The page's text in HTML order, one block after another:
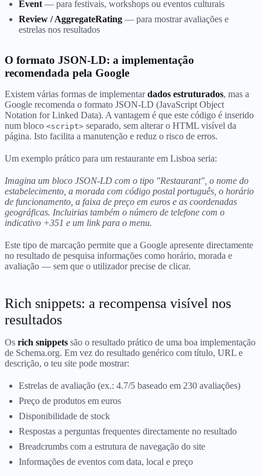
Event — para festivais, workshops ou eventos culturais
Review / AggregateRating — para mostrar avaliações e
estrelas nos resultados
O formato JSON-LD: a implementação
recomendada pela Google
Existem várias formas de implementardados estruturados, mas a
Google recomenda o formato JSON-LD (JavaScript Object
Notation for Linked Data). A vantagem é que este código é inserido
num bloco <script> separado, sem alterar o HTML visível da
página. Isto facilita a manutenção e reduz o risco de erros.
Um exemplo prático para um restaurante em Lisboa seria:
Imagina um bloco JSON-LD com o tipo "Restaurant", o nome do
estabelecimento, a morada com código postal português, o horário
de funcionamento, a faixa de preço em euros e as coordenadas
geográficas. Incluirias também o número de telefone com o
indicativo +351 e um link para o menu.
Este tipo de marcação permite que a Google apresente directamente
no resultado de pesquisa informações como horário, morada e
avaliação — sem que o utilizador precise de clicar.
Rich snippets: a recompensa visível nos
resultados
Os rich snippets são o resultado prático de uma boa implementação
de Schema.org. Em vez do resultado genérico com título, URL e
descrição, o teu site pode mostrar:
Estrelas de avaliação (ex.: 4.7/5 baseado em 230 avaliações)
Preço de produtos em euros
Disponibilidade de stock
Respostas a perguntas frequentes directamente no resultado
Breadcrumbs com a estrutura de navegação do site
Informações de eventos com data, local e preço